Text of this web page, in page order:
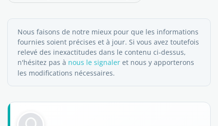
Nous faisons de notre mieux pour que les informations
fournies soient précises et à jour. Si vous avez toutefois
relevé des inexactitudes dans le contenu ci-dessus,
n'hésitez pas à nous le signaler et nous y apporterons
les modifications nécessaires.